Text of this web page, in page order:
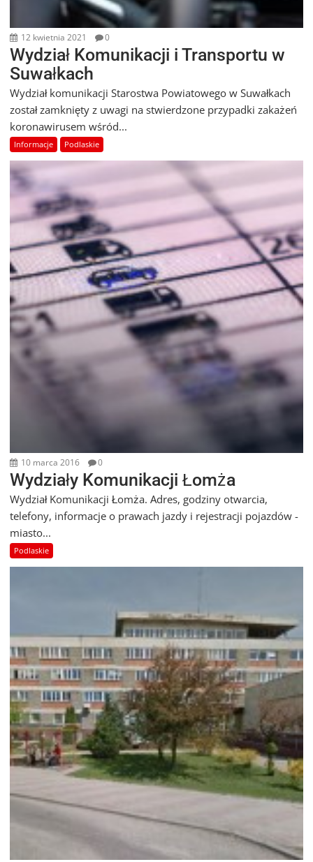
12 kwietnia 2021 0
Wydział Komunikacji i Transportu w
Suwałkach
Wydział komunikacji Starostwa Powiatowego w Suwałkach
został zamknięty z uwagi na stwierdzone przypadki zakażeń
koronawirusem wśród...
Informacje Podlaskie
10 marca 2016 0
Wydziały Komunikacji Łomża
Wydział Komunikacji Łomża. Adres, godziny otwarcia,
telefony, informacje o prawach jazdy i rejestracji pojazdów -
miasto...
Podlaskie